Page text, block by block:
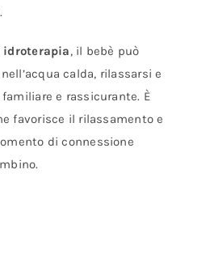
idroterapia, il bebè può
calda, rilassarsi e
e rassicurante. È
favorisce il rilassamento e
di connessione